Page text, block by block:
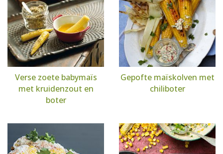
Verse zoete babymaïs
met kruidenzout en
boter
Gepofte maïskolven met
chiliboter